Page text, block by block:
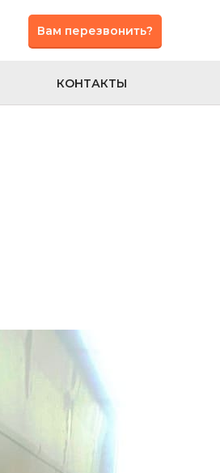
КОНТАКТЫ
Вам перезвонить?